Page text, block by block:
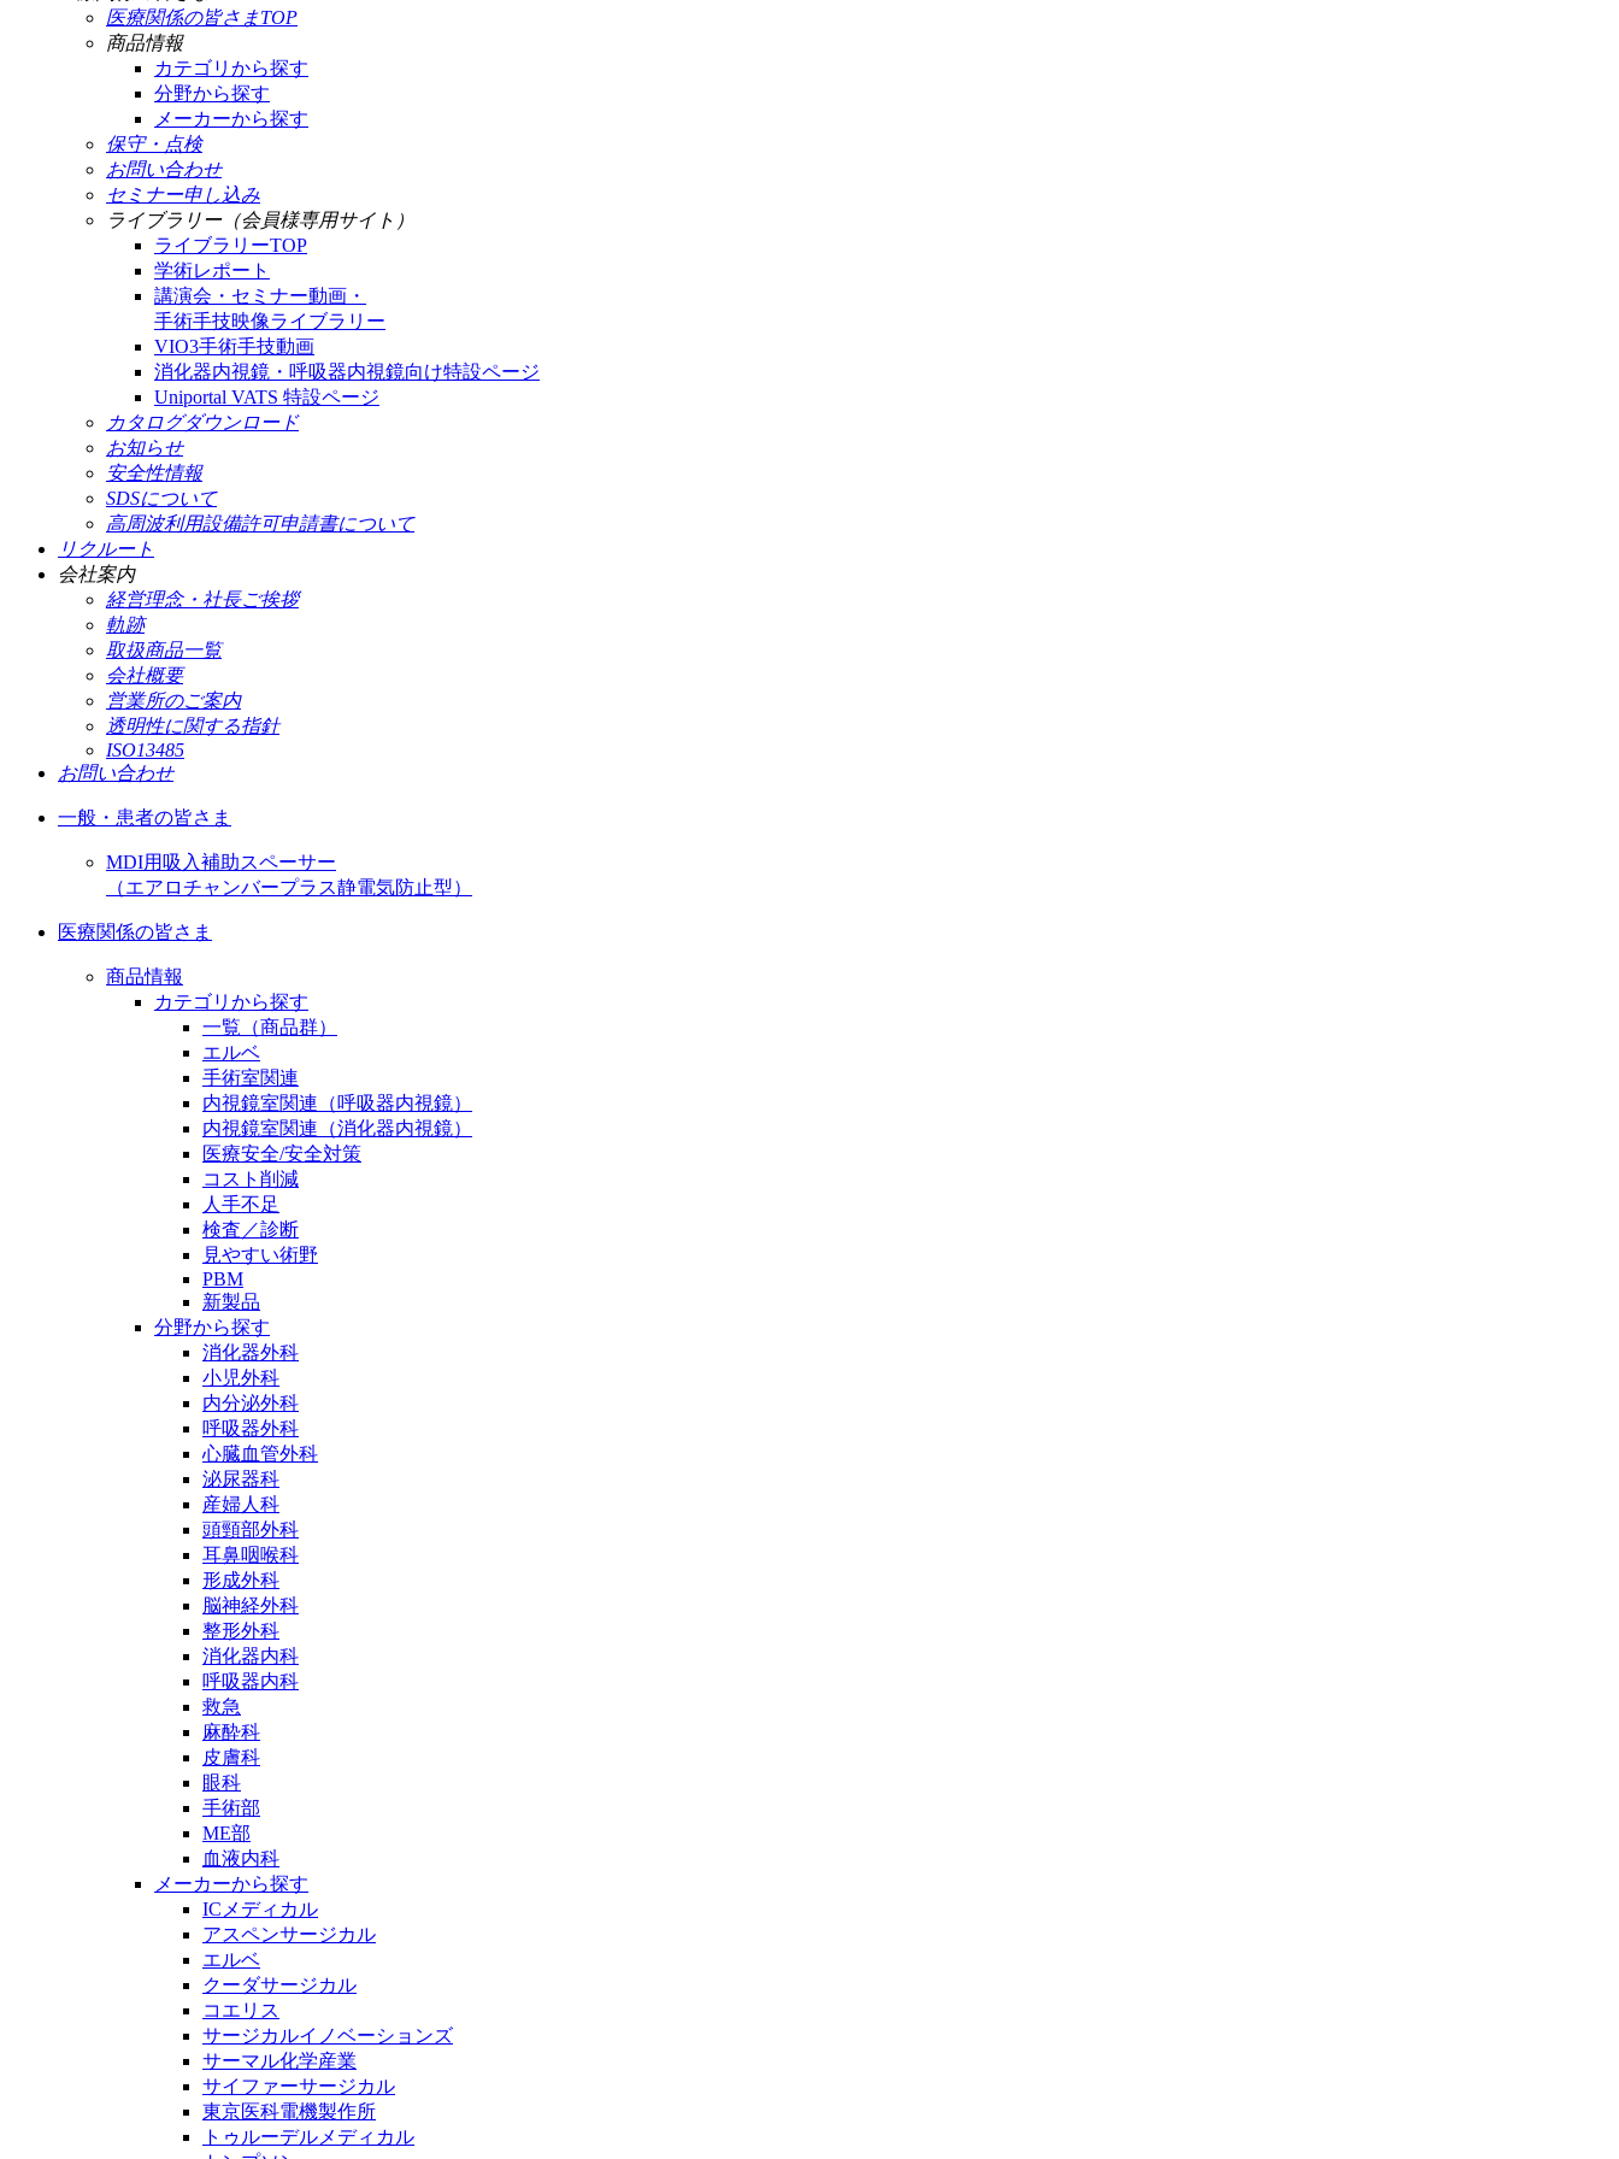
医療関係の皆さまTOP
商品情報
カテゴリから探す
分野から探す
メーカーから探す
保守・点検
お問い合わせ
セミナー申し込み
ライブラリー（会員様専用サイト）
ライブラリーTOP
学術レポート
講演会・セミナー動画・
手術手技映像ライブラリー
VIO3手術手技動画
消化器内視鏡・呼吸器内視鏡向け特設ページ
Uniportal VATS 特設ページ
カタログダウンロード
お知らせ
安全性情報
SDSについて
高周波利用設備許可申請書について
リクルート
会社案内
経営理念・社長ご挨拶
軌跡
取扱商品一覧
会社概要
営業所のご案内
透明性に関する指針
ISO13485
お問い合わせ
一般・患者の皆さま
MDI用吸入補助スペーサー
（エアロチャンバープラス静電気防止型）
医療関係の皆さま
商品情報
カテゴリから探す
一覧（商品群）
エルベ
手術室関連
内視鏡室関連（呼吸器内視鏡）
内視鏡室関連（消化器内視鏡）
医療安全/安全対策
コスト削減
人手不足
検査／診断
見やすい術野
PBM
新製品
分野から探す
消化器外科
小児外科
内分泌外科
呼吸器外科
心臓血管外科
泌尿器科
産婦人科
頭頸部外科
耳鼻咽喉科
形成外科
脳神経外科
整形外科
消化器内科
呼吸器内科
救急
麻酔科
皮膚科
眼科
手術部
ME部
血液内科
メーカーから探す
ICメディカル
アスペンサージカル
エルベ
クーダサージカル
コエリス
サージカルイノベーションズ
サーマル化学産業
サイファーサージカル
東京医科電機製作所
トゥルーデルメディカル